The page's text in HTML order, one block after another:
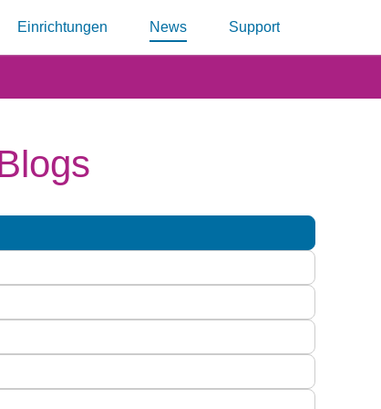
Einrichtungen News Support